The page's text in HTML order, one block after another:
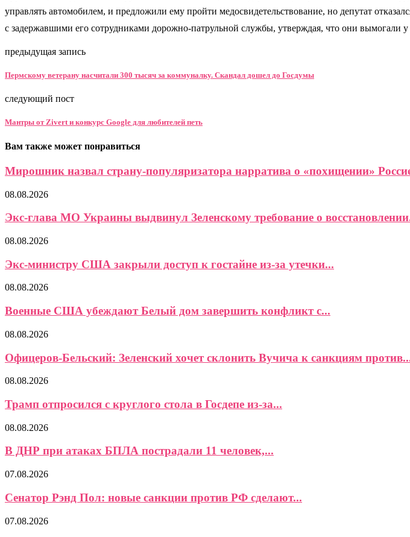
управлять автомобилем, и предложили ему пройти медосвидетельствование, но депутат
с задержавшими его сотрудниками дорожно-патрульной службы, утверждая, что они вымогали у
предыдущая запись
Пермскому ветерану насчитали 300 тысяч за коммуналку. Скандал дошел до Госдумы
следующий пост
Мантры от Zivert и конкурс Google для любителей петь
Вам также может понравиться
Мирошник назвал страну-популяризатора нарратива о «похищении»
08.08.2026
Экс-глава МО Украины выдвинул Зеленскому требование о
08.08.2026
Экс-министру США закрыли доступ к гостайне из-за утечки...
08.08.2026
Военные США убеждают Белый дом завершить конфликт с...
08.08.2026
Офицеров-Бельский: Зеленский хочет склонить Вучича к санкциям
08.08.2026
Трамп отпросился с круглого стола в Госдепе из-за...
08.08.2026
В ДНР при атаках БПЛА пострадали 11 человек,...
07.08.2026
Сенатор Рэнд Пол: новые санкции против РФ сделают...
07.08.2026